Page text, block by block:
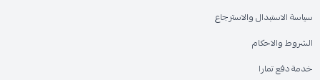
سياسة الاستبدال والاسترجاع
الشروط والاحكام
خدمة دفع تمارا